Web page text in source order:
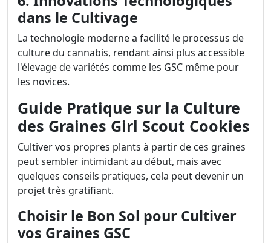
dans le Cultivage
La technologie moderne a facilité le processus de
culture du cannabis, rendant ainsi plus accessible
l'élevage de variétés comme les GSC même pour
les novices.
Guide Pratique sur la Culture
des Graines Girl Scout Cookies
Cultiver vos propres plants à partir de ces graines
peut sembler intimidant au début, mais avec
quelques conseils pratiques, cela peut devenir un
projet très gratifiant.
Choisir le Bon Sol pour Cultiver
vos Graines GSC